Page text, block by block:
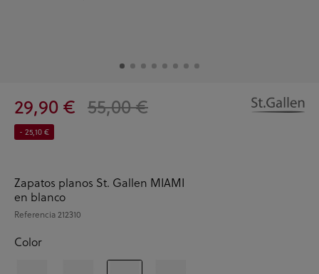
29,90 € 55,00 €
- 25,10 €
Zapatos planos St. Gallen MIAMI
en blanco
Referencia212310
Color